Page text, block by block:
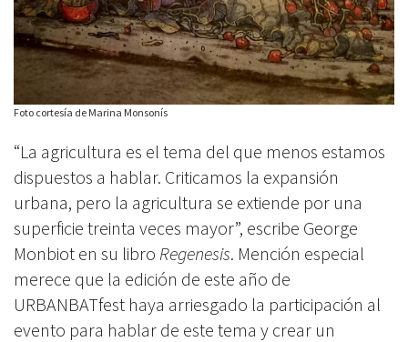
Foto cortesía de Marina Monsonís
“La agricultura es el tema del que menos estamos
dispuestos a hablar. Criticamos la expansión
urbana, pero la agricultura se extiende por una
superficie treinta veces mayor”, escribe George
Monbiot en su libro Regenesis. Mención especial
merece que la edición de este año de
URBANBATfest haya arriesgado la participación al
evento para hablar de este tema y crear un